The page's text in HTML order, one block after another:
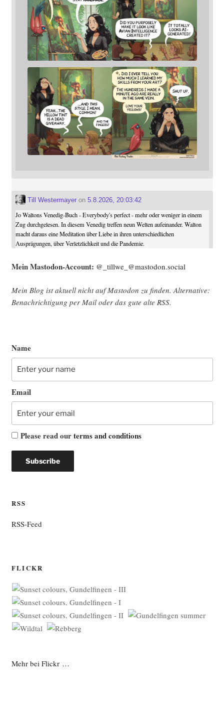
Till Westermayeron 5.8.2026, 20:03:42
Jo Waltons Venedig-Buch - Everybody's perfect - mehr oder weniger in einem
Zug durchgelesen. In diesem Venedig treffen neun Welten aufeinander. Walton
macht daraus eine Meditation über Liebe in ihren unterschiedlichen
Ausprägungen, über Verletzlichkeit und die Pandemie.
Mein Mast­o­don-Account: @_tillwe_@mastodon.social
Mein Blog ist aktu­ell nicht auf Mast­o­don zu fin­den. Alter­na­ti­ve:
Benach­rich­ti­gung per Mail oder das gute alte RSS.
Name
Email
Please read ourterms and conditions
RSS
RSS-Feed
FLICKR
Mehr bei Flickr …